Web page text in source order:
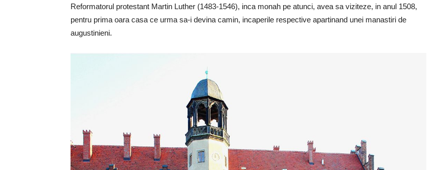
Reformatorul protestant Martin Luther (1483-1546), inca monah pe atunci, avea sa viziteze, in anul 1508,
pentru prima oara casa ce urma sa-i devina camin, incaperile respective apartinand unei manastiri de
augustinieni.